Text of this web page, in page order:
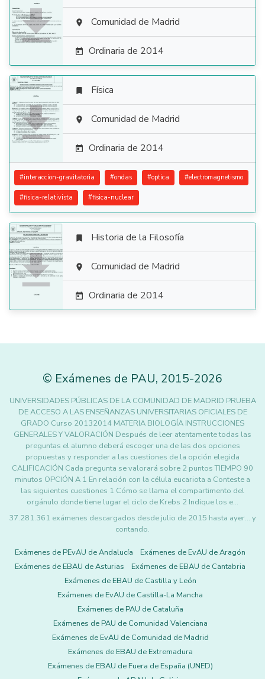
  Comunidad de Madrid
 Ordinaria de 2014

 Física
 Comunidad de Madrid
 Ordinaria de 2014
#interaccion-gravitatoria #ondas #optica #electromagnetismo
#fisica-relativista #fisica-nuclear

 Historia de la Filosofía
 Comunidad de Madrid
 Ordinaria de 2014
© Exámenes de PAU, 2015-2026
UNIVERSIDADES PÚBLICAS DE LA COMUNIDAD DE MADRID PRUEBA
DE ACCESO A LAS ENSEÑANZAS UNIVERSITARIAS OFICIALES DE
GRADO Curso 20132014 MATERIA BIOLOGÍA INSTRUCCIONES
GENERALES Y VALORACIÓN Después de leer atentamente todas las
preguntas el alumno deberá escoger una de las dos opciones
propuestas y responder a las cuestiones de la opción elegida
CALIFICACIÓN Cada pregunta se valorará sobre 2 puntos TIEMPO 90
minutos OPCIÓN A 1 En relación con la célula eucariota a Conteste a
las siguientes cuestiones 1 Cómo se llama el compartimento del
orgánulo donde tiene lugar el ciclo de Krebs 2 Indique los e…
37.281.361 exámenes descargados desde julio de 2015 hasta ayer... y
contando.
Exámenes de PEvAU de Andalucía
Exámenes de EvAU de Aragón
Exámenes de EBAU de Asturias
Exámenes de EBAU de Cantabria
Exámenes de EBAU de Castilla y León
Exámenes de EvAU de Castilla-La Mancha
Exámenes de PAU de Cataluña
Exámenes de PAU de Comunidad Valenciana
Exámenes de EvAU de Comunidad de Madrid
Exámenes de EBAU de Extremadura
Exámenes de EBAU de Fuera de España (UNED)